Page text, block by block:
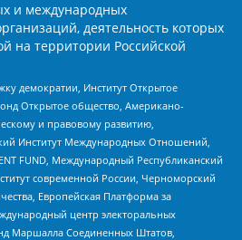
и международных
деятельность которых
на территории Российской
демократии, Институт Открытое
Открытое общество, Американо-
и правовому развитию,
Институт Международных Отношений,
FUND, Международный Республиканский
современной России, Черноморский
Европейская Платформа за
центр электоральных
Маршалла Соединенных Штатов,